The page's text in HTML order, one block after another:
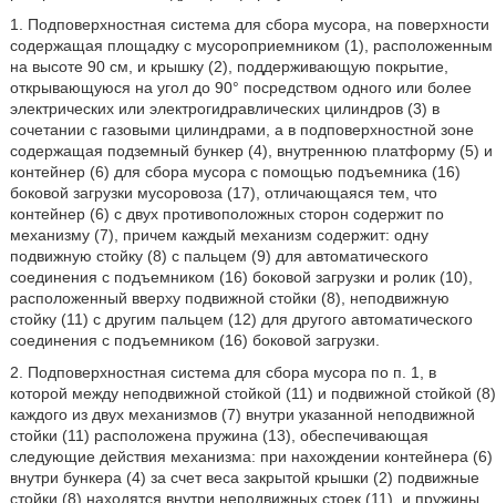
1. Подповерхностная система для сбора мусора, на поверхности
содержащая площадку с мусороприемником (1), расположенным
на высоте 90 см, и крышку (2), поддерживающую покрытие,
открывающуюся на угол до 90° посредством одного или более
электрических или электрогидравлических цилиндров (3) в
сочетании с газовыми цилиндрами, а в подповерхностной зоне
содержащая подземный бункер (4), внутреннюю платформу (5) и
контейнер (6) для сбора мусора с помощью подъемника (16)
боковой загрузки мусоровоза (17), отличающаяся тем, что
контейнер (6) с двух противоположных сторон содержит по
механизму (7), причем каждый механизм содержит: одну
подвижную стойку (8) с пальцем (9) для автоматического
соединения с подъемником (16) боковой загрузки и ролик (10),
расположенный вверху подвижной стойки (8), неподвижную
стойку (11) с другим пальцем (12) для другого автоматического
соединения с подъемником (16) боковой загрузки.
2. Подповерхностная система для сбора мусора по п. 1, в
которой между неподвижной стойкой (11) и подвижной стойкой (8)
каждого из двух механизмов (7) внутри указанной неподвижной
стойки (11) расположена пружина (13), обеспечивающая
следующие действия механизма: при нахождении контейнера (6)
внутри бункера (4) за счет веса закрытой крышки (2) подвижные
стойки (8) находятся внутри неподвижных стоек (11), и пружины